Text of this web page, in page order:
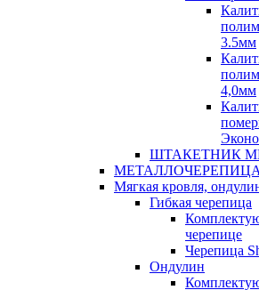
3.5мм
4,0мм
ШТАКЕТНИК
МЕТАЛЛОЧЕРЕПИЦА
Мягкая кровля,
Гибкая черепица
черепице
Черепица
Ондулин